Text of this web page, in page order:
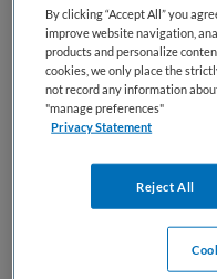
Verzorgende
Rietveld
ActiVite,Alphen aan
MBO
Fulltime
Tijdelijk
By clicking “Accept All” you
improve website navigation,
products and personalize
cookies, we only place the
not record any information
"manage preferences"
Privacy Statement
Reject All